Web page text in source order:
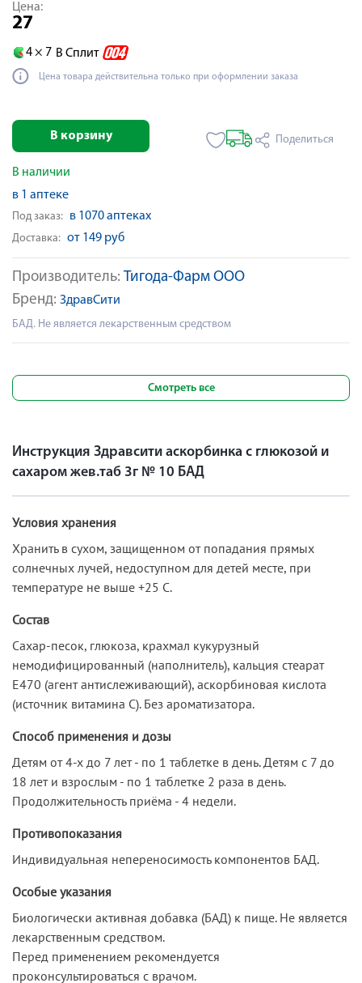
Производитель: Тигода-Фарм ООО
Бренд: ЗдравСити
БАД. Не является лекарственным средством
Цена:
27
4 × 7 В Сплит
Цена товара действительна только при оформлении заказа
В корзину Поделиться
В наличии
в 1 аптеке
Под заказ: в 1070 аптеках
Доставка: от 149 руб
Смотреть все
Инструкция Здравсити аскорбинка с глюкозой и
сахаром жев.таб 3г № 10 БАД
Условия хранения
Хранить в сухом, защищенном от попадания прямых
солнечных лучей, недоступном для детей месте, при
температуре не выше +25 С.
Состав
Сахар-песок, глюкоза, крахмал кукурузный
немодифицированный (наполнитель), кальция стеарат
Е470 (агент антислеживающий), аскорбиновая кислота
(источник витамина С). Без ароматизатора.
Способ применения и дозы
Детям от 4-х до 7 лет - по 1 таблетке в день. Детям с 7 до
18 лет и взрослым - по 1 таблетке 2 раза в день.
Продолжительность приёма - 4 недели.
Противопоказания
Индивидуальная непереносимость компонентов БАД.
Особые указания
Биологически активная добавка (БАД) к пище. Не является
лекарственным средством.
Перед применением рекомендуется
проконсультироваться с врачом.